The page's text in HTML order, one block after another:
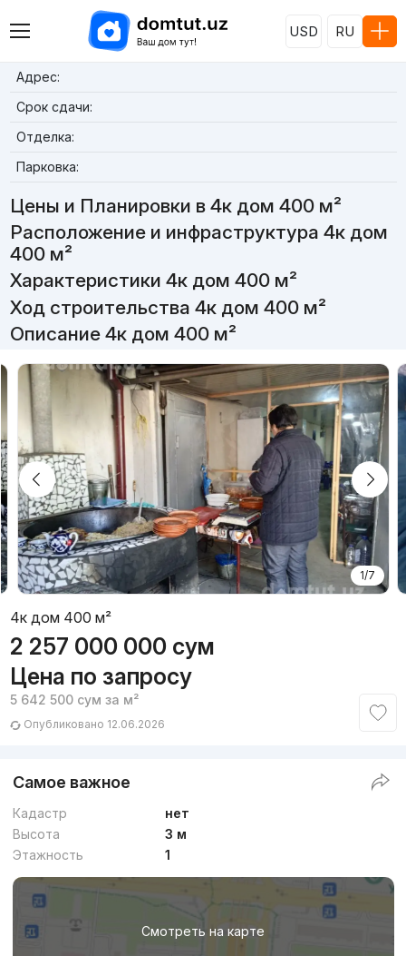
USD RU
Адрес:
Срок сдачи:
Отделка:
Парковка:
Цены и Планировки в 4к дом 400 м²
Расположение и инфраструктура 4к дом
400 м²
Характеристики 4к дом 400 м²
Ход строительства 4к дом 400 м²
Описание 4к дом 400 м²
1/7
4к дом 400 м²
2 257 000 000 сум
Цена по запросу
5 642 500 сум за м²
Опубликовано 12.06.2026
Самое важное
Кадастр
нет
Высота
3 м
Этажность
1
Смотреть на карте